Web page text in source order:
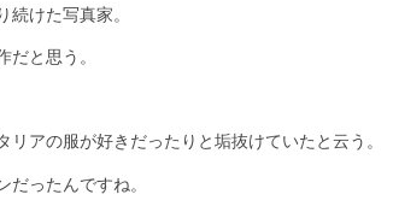
けた写真家。
と思う。
アの服が好きだったりと垢抜けていたと云う。
ったんですね。